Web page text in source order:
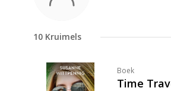
10 Kruimels
Boek
Time